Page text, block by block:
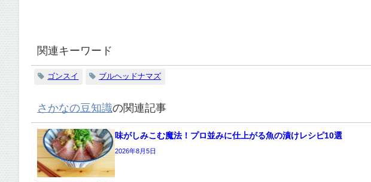
関連キーワード
ゴンスイ ブルヘッドナマズ
さかなの豆知識の関連記事
味がしみこむ魔法！プロ並みに仕上がる魚の漬けレシピ10選
2026年8月5日